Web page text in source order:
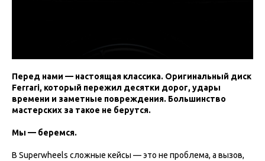
Перед нами — настоящая классика. Оригинальный диск
Ferrari, который пережил десятки дорог, удары
времени и заметные повреждения. Большинство
мастерских за такое не берутся.
Мы — беремся.
В Superwheels сложные кейсы — это не проблема, а вызов,